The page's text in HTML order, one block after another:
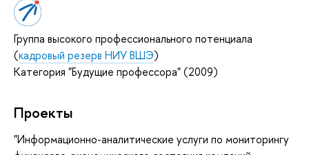
Группа высокого профессионального потенциала
(кадровый резерв НИУ ВШЭ)
Категория "Будущие профессора" (2009)
Проекты
"Информационно-аналитические услуги по мониторингу